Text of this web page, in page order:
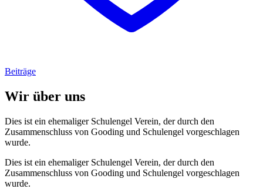
Beiträge
Wir über uns
Dies ist ein ehemaliger Schulengel Verein, der durch den
Zusammenschluss von Gooding und Schulengel vorgeschlagen
wurde.
Dies ist ein ehemaliger Schulengel Verein, der durch den
Zusammenschluss von Gooding und Schulengel vorgeschlagen
wurde.